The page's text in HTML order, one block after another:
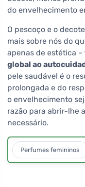
do envelhecimento
O pescoço e o
mais sobre nós do
apenas de estética –
global ao
pele saudável é o
prolongada e do
o envelhecimento
razão para abrir-lhe
necessário.
Perfumes femininos